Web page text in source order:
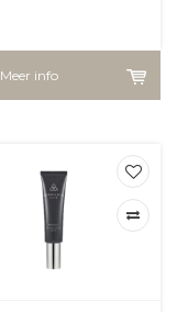
Meer info